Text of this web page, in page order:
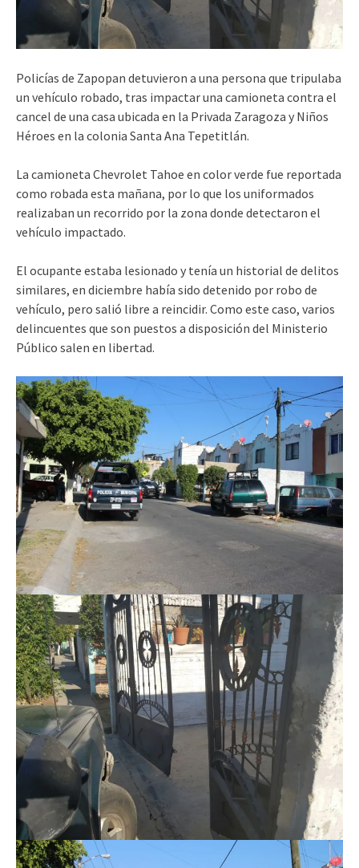
Policías de Zapopan detuvieron a una persona que tripulaba
un vehículo robado, tras impactar una camioneta contra el
cancel de una casa ubicada en la Privada Zaragoza y Niños
Héroes en la colonia Santa Ana Tepetitlán.
La camioneta Chevrolet Tahoe en color verde fue reportada
como robada esta mañana, por lo que los uniformados
realizaban un recorrido por la zona donde detectaron el
vehículo impactado.
El ocupante estaba lesionado y tenía un historial de delitos
similares, en diciembre había sido detenido por robo de
vehículo, pero salió libre a reincidir. Como este caso, varios
delincuentes que son puestos a disposición del Ministerio
Público salen en libertad.